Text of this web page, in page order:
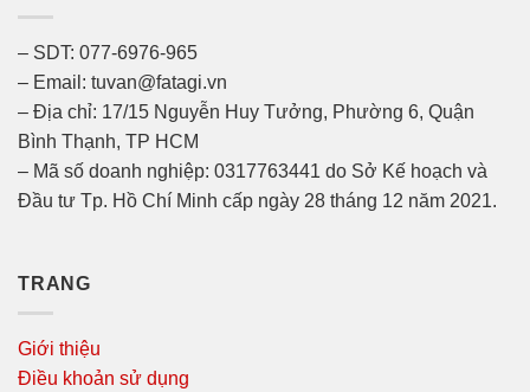
– SDT: 077-6976-965
– Email: tuvan@fatagi.vn
– Địa chỉ: 17/15 Nguyễn Huy Tưởng, Phường 6, Quận
Bình Thạnh, TP HCM
– Mã số doanh nghiệp: 0317763441 do Sở Kế hoạch và
Đầu tư Tp. Hồ Chí Minh cấp ngày 28 tháng 12 năm 2021.
TRANG
Giới thiệu
Điều khoản sử dụng